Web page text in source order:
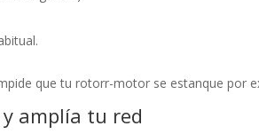
que tu rotorr-motor se estanque por
amplía tu red